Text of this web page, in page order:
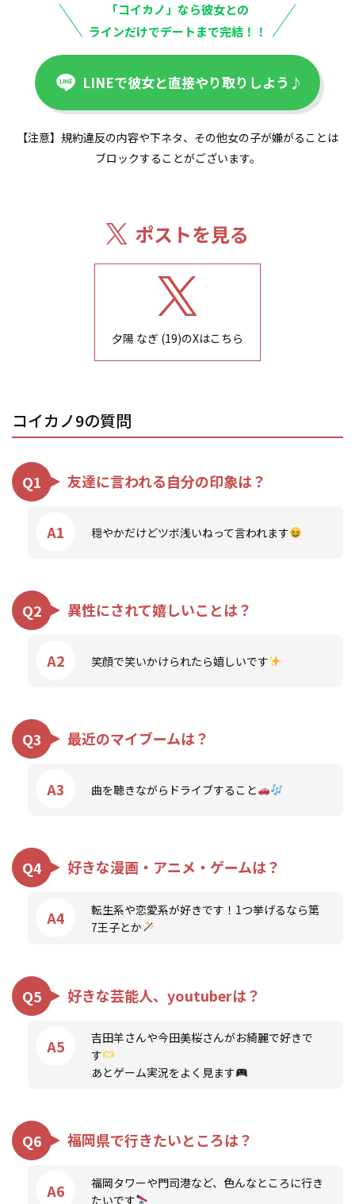
「コイカノ」なら彼女との
ラインだけでデートまで完結！！
LINEで彼女と直接やり取りしよう♪
【注意】規約違反の内容や下ネタ、その他女の子が嫌がることは
ブロックすることがございます。
ポストを見る
夕陽 なぎ (19)のXはこちら
コイカノ9の質問
Q1 友達に言われる自分の印象は？
穏やかだけどツボ浅いねって言われます
A1
Q2 異性にされて嬉しいことは？
笑顔で笑いかけられたら嬉しいです
A2
Q3 最近のマイブームは？
曲を聴きながらドライブすること
A3
Q4 好きな漫画・アニメ・ゲームは？
転生系や恋愛系が好きです！1つ挙げるなら第
7王子とか
A4
Q5 好きな芸能人、youtuberは？
吉田羊さんや今田美桜さんがお綺麗で好きで
す
あとゲーム実況をよく見ます
A5
Q6 福岡県で行きたいところは？
福岡タワーや門司港など、色んなところに行き
たいです
A6